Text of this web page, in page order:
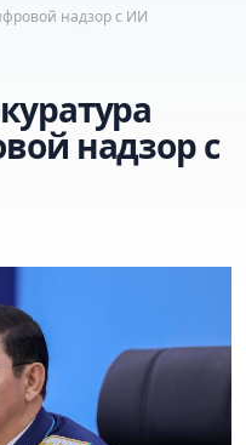
надзор с ИИ
надзор с